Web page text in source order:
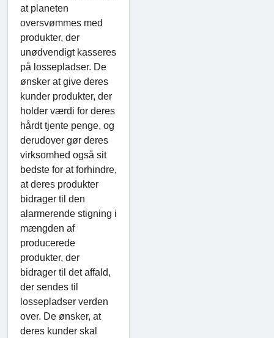
at planeten
oversvømmes med
produkter, der
unødvendigt kasseres
på lossepladser. De
ønsker at give deres
kunder produkter, der
holder værdi for deres
hårdt tjente penge, og
derudover gør deres
virksomhed også sit
bedste for at forhindre,
at deres produkter
bidrager til den
alarmerende stigning i
mængden af ​​
producerede
produkter, der
bidrager til det affald,
der sendes til
lossepladser verden
over. De ønsker, at
deres kunder skal